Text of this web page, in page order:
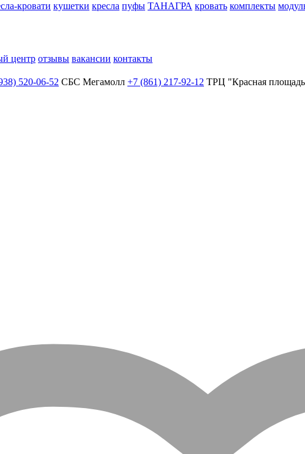
кровати кушетки кресла пуфы ТАНАГРА кровать комплекты
центр отзывы вакансии контакты
520-06-52 СБС Мегамолл +7 (861) 217-92-12 ТРЦ "Красная